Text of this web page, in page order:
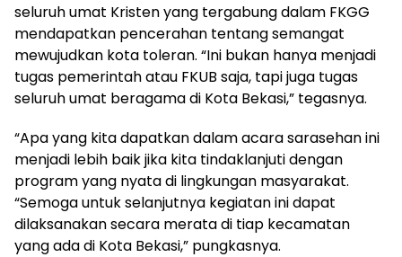
seluruh umat Kristen yang tergabung dalam FKGG
mendapatkan pencerahan tentang semangat
mewujudkan kota toleran. “Ini bukan hanya menjadi
tugas pemerintah atau FKUB saja, tapi juga tugas
seluruh umat beragama di Kota Bekasi,” tegasnya.
“Apa yang kita dapatkan dalam acara sarasehan ini
menjadi lebih baik jika kita tindaklanjuti dengan
program yang nyata di lingkungan masyarakat.
“Semoga untuk selanjutnya kegiatan ini dapat
dilaksanakan secara merata di tiap kecamatan
yang ada di Kota Bekasi,” pungkasnya.